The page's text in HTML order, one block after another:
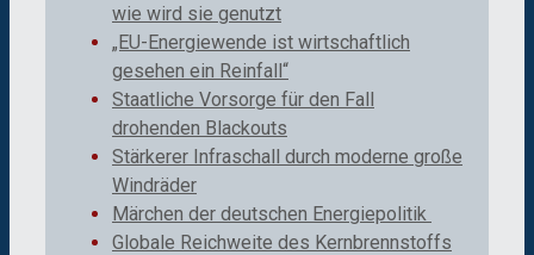
wie wird sie genutzt
„EU-Energiewende ist wirtschaftlich
gesehen ein Reinfall“
Staatliche Vorsorge für den Fall
drohenden Blackouts
Stärkerer Infraschall durch moderne große
Windräder
Märchen der deutschen Energiepolitik
Globale Reichweite des Kernbrennstoffs